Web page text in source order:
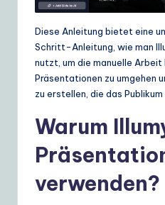
ft
w
lu
Diese Anleitung bietet eine
Schritt-Anleitung, wie man
nutzt, um die manuelle
Präsentationen zu umgehen
zu erstellen, die das Publikum
Warum
verwenden?